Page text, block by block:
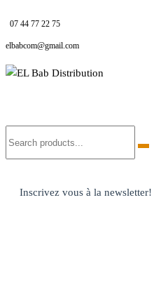
07 44 77 22 75
elbabcom@gmail.com
Inscrivez vous à la newsletter!